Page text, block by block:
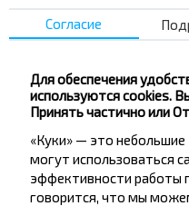
Глебковка
Лесная
Михайлов Кут
Петровский переулок
Тюленина ул.
Острожского ул.
Днепровская ул.
Согласие
Для обеспечения
используются cookies.
Принять частично или
«Куки» — это
могут использоваться
эффективности работы
говорится, что мы